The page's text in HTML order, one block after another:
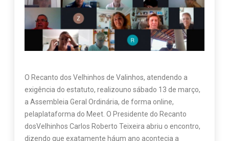
O Recanto dos Velhinhos de Valinhos, atendendo a
exigência do estatuto, realizouno sábado 13 de março,
a Assembleia Geral Ordinária, de forma online,
pelaplataforma do Meet. O Presidente do Recanto
dosVelhinhos Carlos Roberto Teixeira abriu o encontro,
dizendo que exatamente háum ano acontecia a